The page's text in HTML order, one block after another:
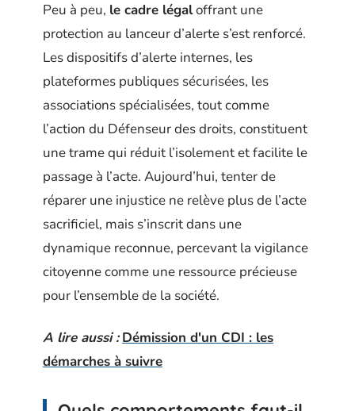
Peu à peu, le cadre légaloffrant une
protection au lanceur d’alerte s’est renforcé.
Les dispositifs d’alerte internes, les
plateformes publiques sécurisées, les
associations spécialisées, tout comme
l’action du Défenseur des droits, constituent
une trame qui réduit l’isolement et facilite le
passage à l’acte. Aujourd’hui, tenter de
réparer une injustice ne relève plus de l’acte
sacrificiel, mais s’inscrit dans une
dynamique reconnue, percevant la vigilance
citoyenne comme une ressource précieuse
pour l’ensemble de la société.
A lire aussi : Démission d'un CDI : les
démarches à suivre